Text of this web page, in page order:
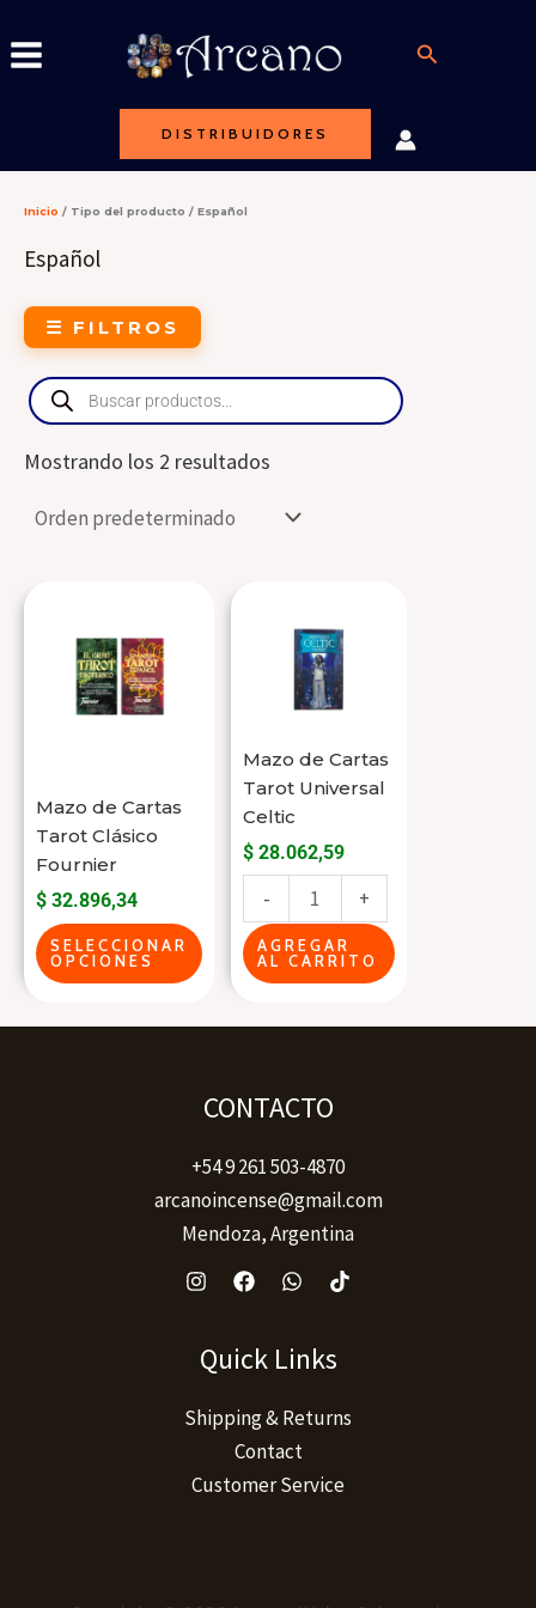
al
Buscar
DISTRIBUIDORES
Inicio / Tipo del producto / Español
Español
☰ FILTROS
Products
search
Mostrando los 2 resultados
Mazo de Cartas
Tarot Clásico
Fournier
$ 32.896,34
SELECCIONAR
OPCIONES
tiene
varias
opciones
se
pueden
elegir
en
la
del
Mazo de Cartas
Tarot Universal
Celtic
$ 28.062,59
-
Cartas
Celtic
cantidad
+
AGREGAR
AL CARRITO
CONTACTO
+54 9 261 503-4870
arcanoincense@gmail.com
Mendoza, Argentina
Quick Links
Shipping & Returns
Contact
Customer Service